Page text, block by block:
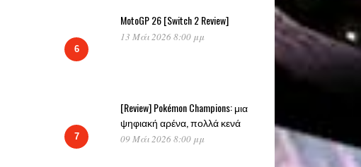
6
MotoGP 26 [Switch 2 Review]
13 Μάι 2026 8:00 μμ
7
[Review] Pokémon Champions: μια
ψηφιακή αρένα, πολλά κενά
09 Μάι 2026 8:00 μμ